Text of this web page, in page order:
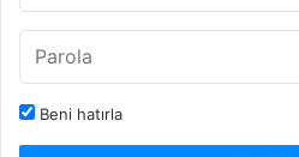
Beni hatırla